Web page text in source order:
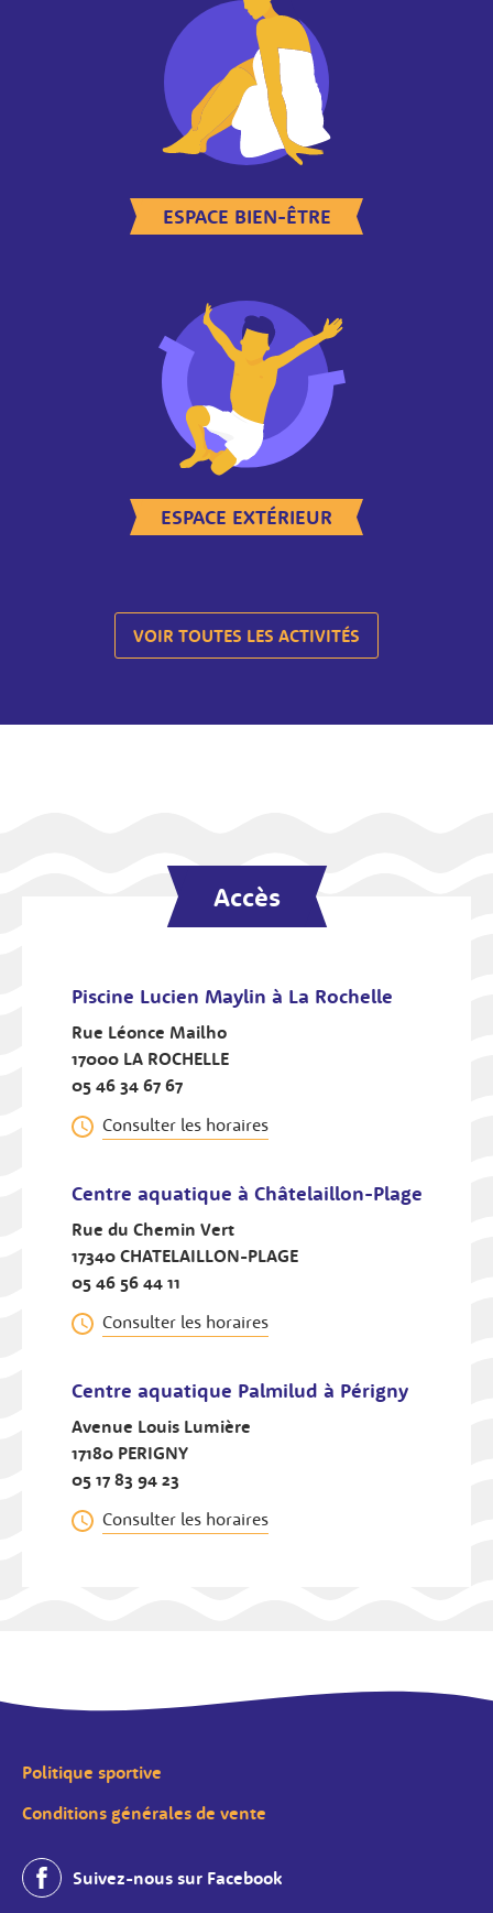
ESPACE BIEN-ÊTRE
ESPACE EXTÉRIEUR
VOIR TOUTES LES ACTIVITÉS
Accès
Piscine Lucien Maylin à La Rochelle
Rue Léonce Mailho
17000 LA ROCHELLE
05 46 34 67 67
Consulter les horaires
Centre aquatique à Châtelaillon-Plage
Rue du Chemin Vert
17340 CHATELAILLON-PLAGE
05 46 56 44 11
Consulter les horaires
Centre aquatique Palmilud à Périgny
Avenue Louis Lumière
17180 PERIGNY
05 17 83 94 23
Consulter les horaires
Politique sportive
Conditions générales de vente
Suivez-nous sur Facebook